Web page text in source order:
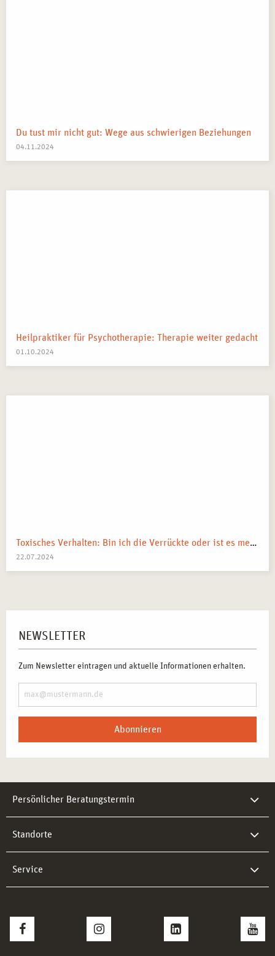
Du tust mir nicht gut: Wege aus schwierigen Beziehungen
04.11.2024
Heilpraktiker für Psychotherapie: Therapie weiter gedacht
01.10.2024
Toxisches Verhalten: Bin ich die Verrückte oder ist es mein Umfeld?
22.07.2024
NEWSLETTER
Zum Newsletter eintragen und aktuelle Informationen erhalten.
Abonnieren
Persönlicher Beratungstermin
Standorte
Service